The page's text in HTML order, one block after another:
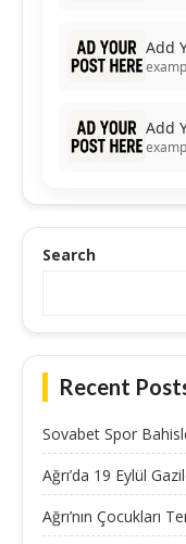
Add
Add
Search
Recent
Sovabet Spor
Ağrı’da 19 Eylül
Ağrı’nın Çocukları